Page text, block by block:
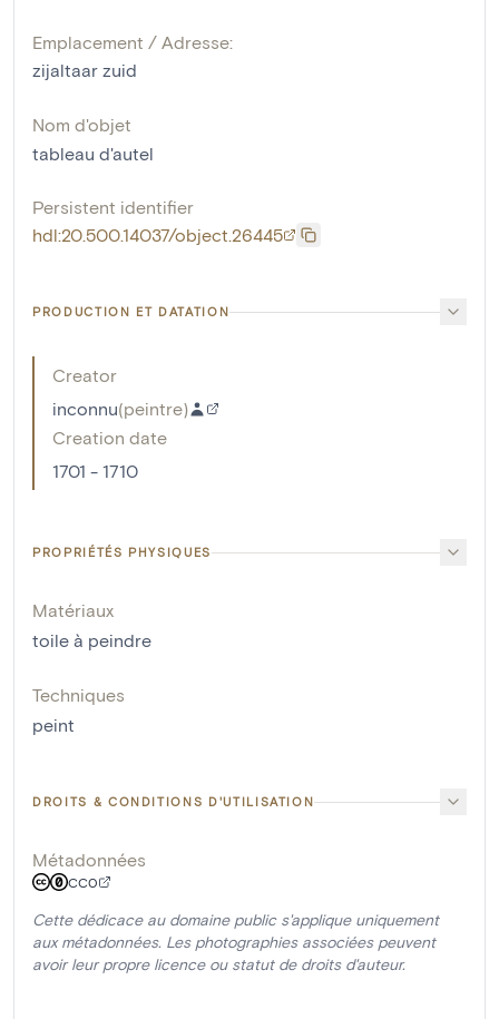
Emplacement / Adresse:
zijaltaar zuid
Nom d'objet
tableau d'autel
Persistent identifier
hdl:20.500.14037/object.26445
PRODUCTION ET DATATION
Creator
inconnu(peintre)
Creation date
1701 - 1710
PROPRIÉTÉS PHYSIQUES
Matériaux
toile à peindre
Techniques
peint
DROITS & CONDITIONS D'UTILISATION
Métadonnées
CC0
Cette dédicace au domaine public s'applique uniquement
aux métadonnées. Les photographies associées peuvent
avoir leur propre licence ou statut de droits d'auteur.